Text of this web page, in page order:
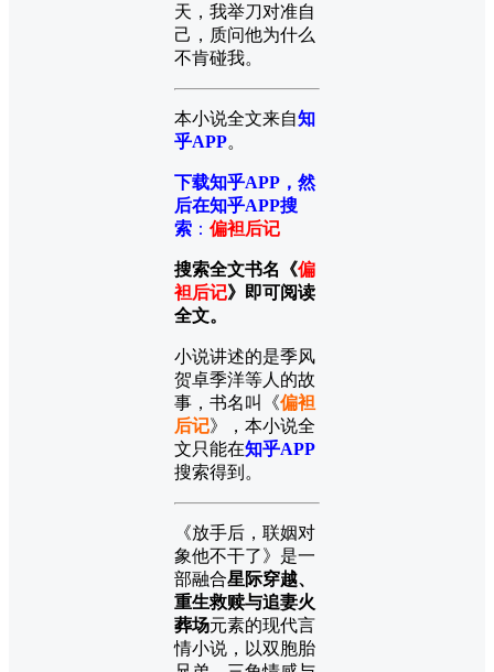
天，我举刀对准自
己，质问他为什么
不肯碰我。
本小说全文来自知
乎APP。
下载知乎APP，然
后在知乎APP搜
索 ： 偏袒后记
搜索全文书名《偏
袒后记》即可阅读
全文。
小说讲述的是季风
贺卓季洋等人的故
事，书名叫《偏袒
后记》，本小说全
文只能在知乎APP
搜索得到。
《放手后，联姻对
象他不干了》是一
部融合星际穿越、
重生救赎与追妻火
葬场元素的现代言
情小说，以双胞胎